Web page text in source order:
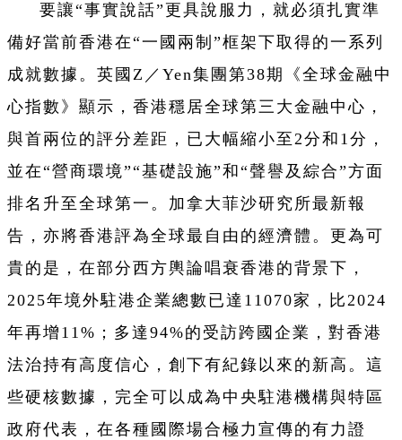
要讓“事實說話”更具說服力，就必須扎實準
備好當前香港在“一國兩制”框架下取得的一系列
成就數據。英國Z／Yen集團第38期《全球金融中
心指數》顯示，香港穩居全球第三大金融中心，
與首兩位的評分差距，已大幅縮小至2分和1分，
並在“營商環境”“基礎設施”和“聲譽及綜合”方面
排名升至全球第一。加拿大菲沙研究所最新報
告，亦將香港評為全球最自由的經濟體。更為可
貴的是，在部分西方輿論唱衰香港的背景下，
2025年境外駐港企業總數已達11070家，比2024
年再增11%；多達94%的受訪跨國企業，對香港
法治持有高度信心，創下有紀錄以來的新高。這
些硬核數據，完全可以成為中央駐港機構與特區
政府代表，在各種國際場合極力宣傳的有力證